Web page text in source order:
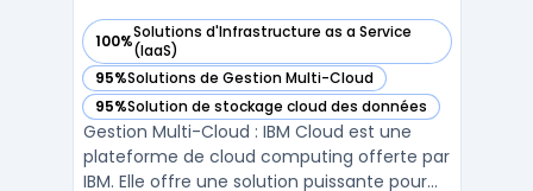
100%Solutions d'Infrastructure as a Service
(IaaS)
— voir IBM Cloud dans cette catégorie
95%Solutions de Gestion Multi-Cloud
— voir IBM Cloud dans cette catégorie
95%Solution de stockage cloud des données
— voir IBM Cloud dans cette catégorie
Gestion Multi-Cloud : IBM Cloud est une
plateforme de cloud computing offerte par
IBM. Elle offre une solution puissante pour